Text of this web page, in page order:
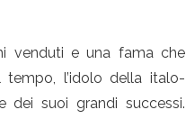
venduti e una fama che
l’idolo della italo-
dei suoi grandi successi.